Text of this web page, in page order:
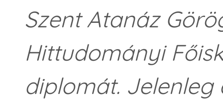
Szent Atanáz
Hittudományi
diplomát. Jelenleg